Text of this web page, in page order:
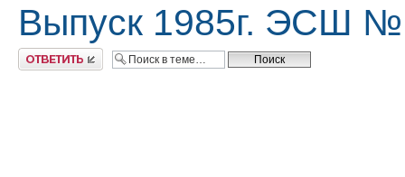
Выпуск 1985г. ЭСШ
Ответить